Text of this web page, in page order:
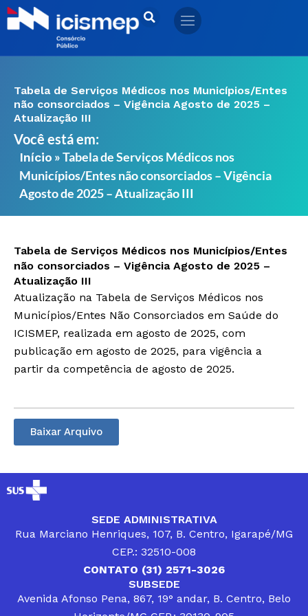
Ir
para
Tabela de Serviços Médicos nos Municípios/Entes
não consorciados – Vigência Agosto de 2025 –
Atualização III
Você está em:
Início »Tabela de Serviços Médicos nos
Municípios/Entes não consorciados – Vigência
Agosto de 2025 – Atualização III
Tabela de Serviços Médicos nos Municípios/Entes
não consorciados – Vigência Agosto de 2025 –
Atualização III
Atualização na Tabela de Serviços Médicos nos
Municípios/Entes Não Consorciados em Saúde do
ICISMEP, realizada em agosto de 2025, com
publicação em agosto de 2025, para vigência a
partir da competência de agosto de 2025.
Baixar Arquivo
SEDE ADMINISTRATIVA
Rua Marciano Henriques, 107, B. Centro, Igarapé/MG
CEP.: 32510-008
CONTATO (31) 2571-3026
SUBSEDE
Avenida Afonso Pena, 867, 19° andar, B. Centro, Belo